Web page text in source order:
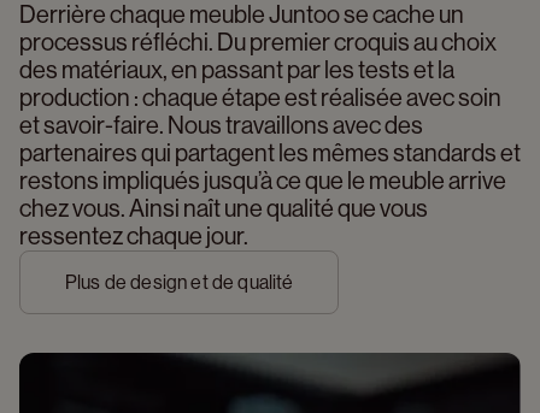
Derrière chaque meuble Juntoo se cache un
processus réfléchi. Du premier croquis au choix
des matériaux, en passant par les tests et la
production : chaque étape est réalisée avec soin
et savoir-faire. Nous travaillons avec des
partenaires qui partagent les mêmes standards et
restons impliqués jusqu’à ce que le meuble arrive
chez vous. Ainsi naît une qualité que vous
ressentez chaque jour.
Plus de design et de qualité